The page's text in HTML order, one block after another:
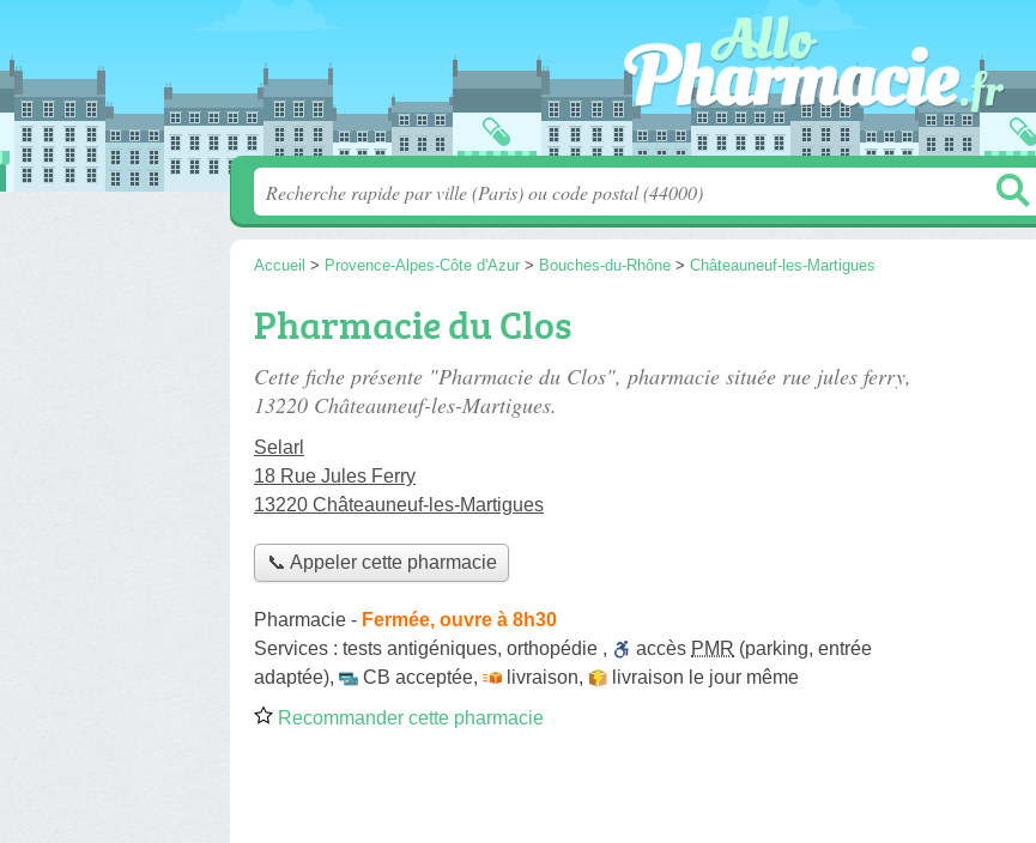
Accueil > Provence-Alpes-Côte d'Azur > Bouches-du-Rhône > Châteauneuf-les-Martigues
Pharmacie du Clos
Cette fiche présente "Pharmacie du Clos", pharmacie située rue jules ferry,
13220 Châteauneuf-les-Martigues.
Selarl
18 Rue Jules Ferry
13220 Châteauneuf-les-Martigues
📞 Appeler cette pharmacie
Pharmacie - Fermée, ouvre à 8h30
Services : tests antigéniques, orthopédie , accès PMR (parking, entrée
adaptée), CB acceptée, livraison,
livraison le jour même
Recommander cette pharmacie